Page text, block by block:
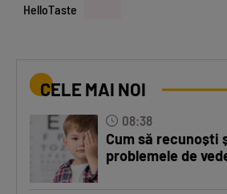
HelloTaste
CELE MAI NOI
08:38
Cum să recunoști
problemele de